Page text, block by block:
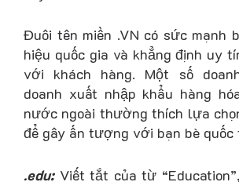
Đuôi tên miền .VN có sức mạnh
hiệu quốc gia và khẳng định uy
với khách hàng. Một số
doanh xuất nhập khẩu hàng
nước ngoài thường thích lựa
để gây ấn tượng với bạn bè quốc
.edu:Viết tắt của từ